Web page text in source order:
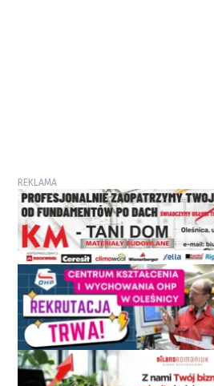
REKLAMA